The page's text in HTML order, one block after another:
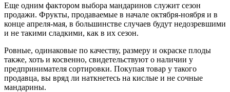
Еще одним фактором выбора мандаринов служит сезон
продажи. Фрукты, продаваемые в начале октября-ноября и в
конце апреля-мая, в большинстве случаев будут недозревшими
и не такими сладкими, как в их сезон.
Ровные, одинаковые по качеству, размеру и окраске плоды
также, хоть и косвенно, свидетельствуют о наличии у
предпринимателя сортировки. Покупая товар у такого
продавца, вы вряд ли наткнетесь на кислые и не сочные
мандарины.